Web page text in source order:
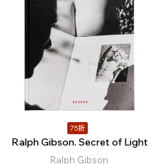
75折
Ralph Gibson. Secret of Light
Ralph Gibson